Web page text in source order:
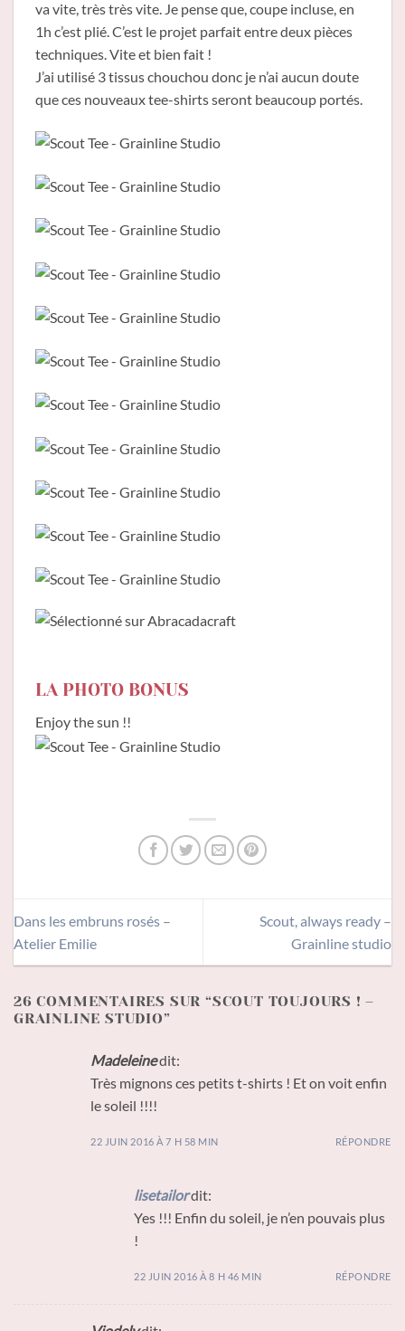
va vite, très très vite. Je pense que, coupe incluse, en
1h c’est plié. C’est le projet parfait entre deux pièces
techniques. Vite et bien fait !
J’ai utilisé 3 tissus chouchou donc je n’ai aucun doute
que ces nouveaux tee-shirts seront beaucoup portés.
LA PHOTO BONUS
Enjoy the sun !!
Dans les embruns rosés –
Atelier Emilie
Scout, always ready –
Grainline studio
26 COMMENTAIRES SUR “SCOUT TOUJOURS ! –
GRAINLINE STUDIO”
Madeleinedit:
Très mignons ces petits t-shirts ! Et on voit enfin
le soleil !!!!
22 JUIN 2016 À 7 H 58 MIN RÉPONDRE
lisetailordit:
Yes !!! Enfin du soleil, je n’en pouvais plus
!
22 JUIN 2016 À 8 H 46 MIN RÉPONDRE